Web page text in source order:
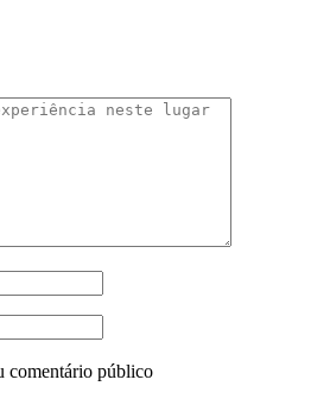
comentário público